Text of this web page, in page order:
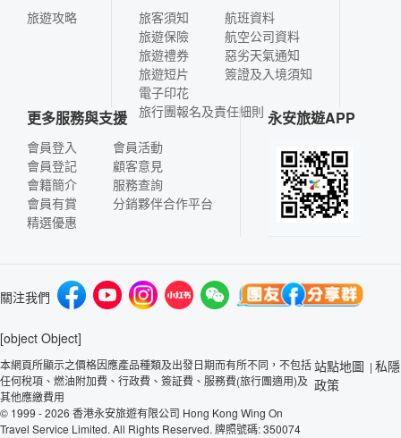
旅遊攻略
旅客須知
旅遊保險
旅遊禮券
旅遊短片
電子印花
航班資料
航空公司資料
惡劣天氣通知
簽證及入境須知
旅行團報名及責任細則
更多服務與支援
會員登入
會員登記
會籍簡介
會員有賞
精選優惠
會員活動
顧客意見
服務查詢
分銷夥伴合作平台
永安旅遊APP
關注我們
[object Object]
本網頁所顯示之價格因應產品種類及出發日期而有所不同，不包括
任何稅項、燃油附加費、行政費、簽証費、服務費(旅行團適用)及
其他應繳費用
© 1999 - 2026 香港永安旅遊有限公司 Hong Kong Wing On
Travel Service Limited. All Rights Reserved. 牌照號碼: 350074
站點地圖 | 私隱
政策